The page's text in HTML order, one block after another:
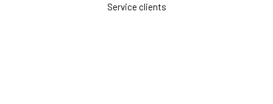
Service clients